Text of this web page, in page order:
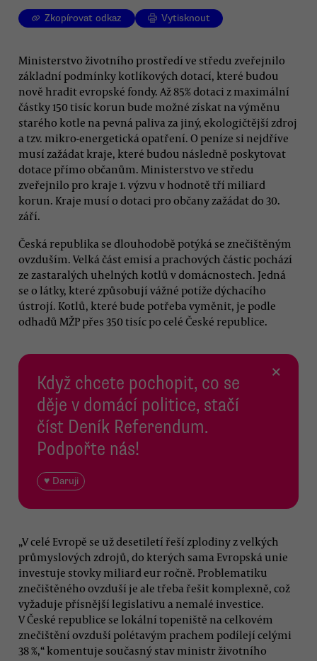
Zkopírovat odkaz Vytisknout
Ministerstvo životního prostředí ve středu zveřejnilo
základní podmínky kotlíkových dotací, které budou
nově hradit evropské fondy. Až 85% dotaci z maximální
částky 150 tisíc korun bude možné získat na výměnu
starého kotle na pevná paliva za jiný, ekologičtější zdroj
a tzv. mikro-energetická opatření. O peníze si nejdříve
musí zažádat kraje, které budou následně poskytovat
dotace přímo občanům. Ministerstvo ve středu
zveřejnilo pro kraje 1. výzvu v hodnotě tří miliard
korun. Kraje musí o dotaci pro občany zažádat do 30.
září.
Česká republika se dlouhodobě potýká se znečištěným
ovzduším. Velká část emisí a prachových částic pochází
ze zastaralých uhelných kotlů v domácnostech. Jedná
se o látky, které způsobují vážné potíže dýchacího
ústrojí. Kotlů, které bude potřeba vyměnit, je podle
odhadů MŽP přes 350 tisíc po celé České republice.
Když chcete pochopit, co se
děje v domácí politice, stačí
číst Deník Referendum.
Podpořte nás!
♥ Daruji
×
„V celé Evropě se už desetiletí řeší zplodiny z velkých
průmyslových zdrojů, do kterých sama Evropská unie
investuje stovky miliard eur ročně. Problematiku
znečištěného ovzduší je ale třeba řešit komplexně, což
vyžaduje přísnější legislativu a nemalé investice.
V České republice se lokální topeniště na celkovém
znečištění ovzduší polétavým prachem podílejí celými
38 %,“ komentuje současný stav ministr životního